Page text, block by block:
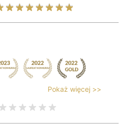
Pokaż więcej >>